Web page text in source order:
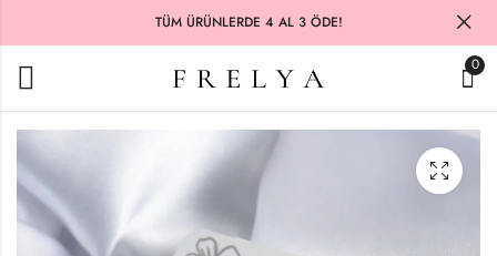
TÜM ÜRÜNLERDE 4 AL 3 ÖDE!
0